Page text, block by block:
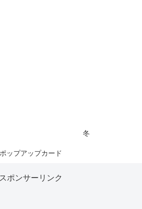
冬
ポップアップカード
スポンサーリンク